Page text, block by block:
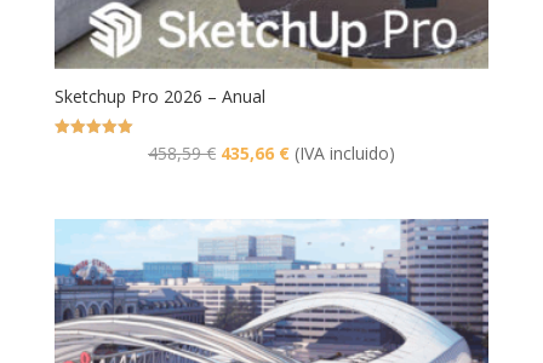
Sketchup Pro 2026 – Anual
458,59€ El
original
era:
458,59 €.
435,66 €El
actual
es:
435,66 €.
(IVA incluido)